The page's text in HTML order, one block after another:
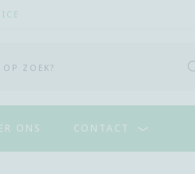
ONS CONTACT